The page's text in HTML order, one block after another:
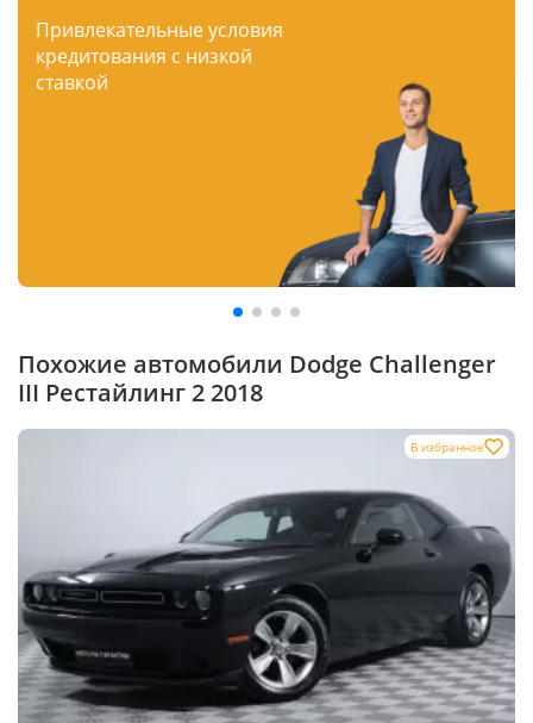
Привлекательные условия
кредитования с низкой
ставкой
Похожие автомобили Dodge Challenger
III Рестайлинг 2 2018
В избранное